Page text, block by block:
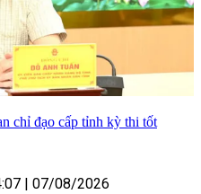
chỉ đạo cấp tỉnh kỳ thi tốt
07/08/2026